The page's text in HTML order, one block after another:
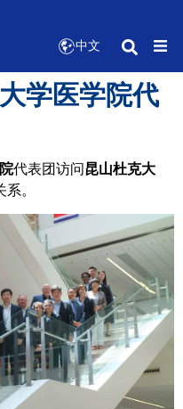
中文
学医学院代
代表团访问昆山杜克大
。